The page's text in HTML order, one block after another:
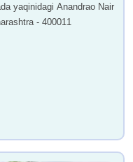
yaqinidagi Anandrao Nair
- 400011